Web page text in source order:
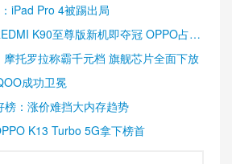
iPad Pro 4被踢出局
K90至尊版新机即夺冠 OPPO占据
托罗拉称霸千元档 旗舰芯片全面下放
成功卫冕
：涨价难挡大内存趋势
K13 Turbo 5G拿下榜首